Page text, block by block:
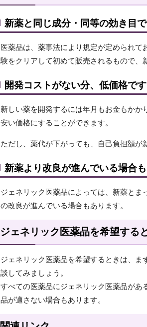
新薬と同じ成分・同等の効き目で
医薬品は、薬事法により規定が定められ
験をクリアして初めて販売されるもので、
開発コストがない分、低価格です
新しい薬を開発するには年月もお金もかか
安い価格にすることができます。
ただし、薬代が下がっても、自己負担額が
新薬より改良が進んでいる場合も
ジェネリック医薬品によっては、新薬と
の改良が進んでいる場合もあります。
ジェネリック医薬品を希望する
ジェネリック医薬品を希望するときは、
談してみましょう。
すべての医薬品にジェネリック医薬品が
品が適さない場合もあります。